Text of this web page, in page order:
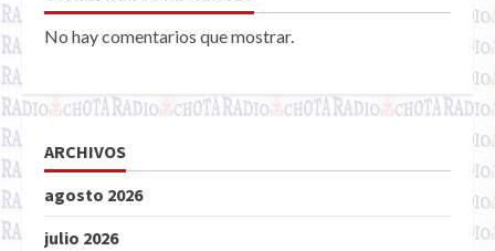
No hay comentarios que mostrar.
ARCHIVOS
agosto 2026
julio 2026